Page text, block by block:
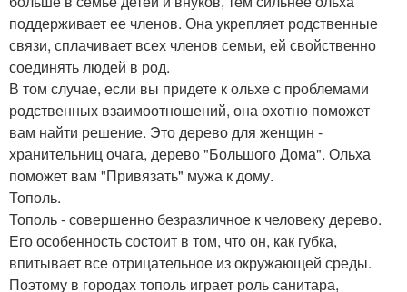
поддерживает ее членов. Она укрепляет родственные
связи, сплачивает всех членов семьи, ей свойственно
соединять людей в род.
В том случае, если вы придете к ольхе с проблемами
родственных взаимоотношений, она охотно поможет
вам найти решение. Это дерево для женщин -
хранительниц очага, дерево "Большого Дома". Ольха
поможет вам "Привязать" мужа к дому.
Тополь.
Тополь - совершенно безразличное к человеку дерево.
Его особенность состоит в том, что он, как губка,
впитывает все отрицательное из окружающей среды.
Поэтому в городах тополь играет роль санитара,